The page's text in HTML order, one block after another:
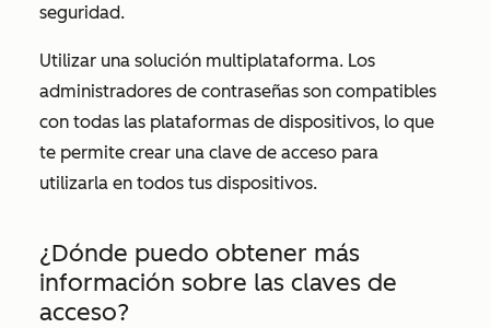
seguridad.
Utilizar una solución multiplataforma. Los
administradores de contraseñas son compatibles
con todas las plataformas de dispositivos, lo que
te permite crear una clave de acceso para
utilizarla en todos tus dispositivos.
¿Dónde puedo obtener más
información sobre las claves de
acceso?